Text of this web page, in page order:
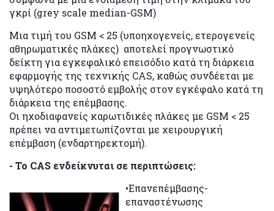
γκρί (grey scale median-GSM)
Μια τιμή του GSM < 25 (υποηχογενείς, ετερογενείς
αθηρωματικές πλάκες) αποτελεί προγνωστικό
δείκτη για εγκεφαλικό επεισόδιο κατά τη διάρκεια
εφαρμογής της τεχνικής CAS, καθώς συνδέεται με
υψηλότερο ποσοστό εμβολής στον εγκέφαλο κατά τη
διάρκεια της επέμβασης.
Οι ηχοδιαφανείς καρωτιδικές πλάκες με GSM < 25
πρέπει να αντιμετωπίζονται με χειρουργική
επέμβαση (ενδαρτηρεκτομή).
- Το CAS ενδείκνυται σε περιπτώσεις:
•Επανεπέμβασης-
επαναστένωσης